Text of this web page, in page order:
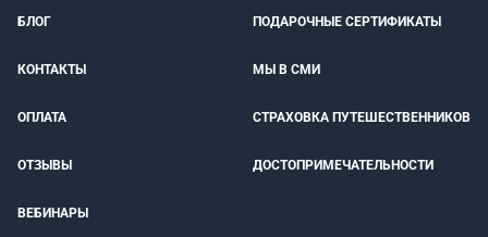
БЛОГ ПОДАРОЧНЫЕ СЕРТИФИКАТЫ
КОНТАКТЫ МЫ В СМИ
ОПЛАТА СТРАХОВКА ПУТЕШЕСТВЕННИКОВ
ОТЗЫВЫ ДОСТОПРИМЕЧАТЕЛЬНОСТИ
ВЕБИНАРЫ